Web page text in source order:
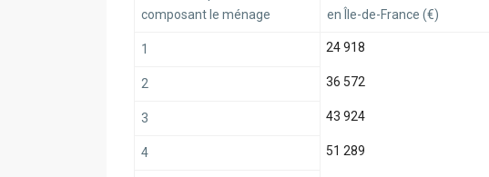
composant le ménage
en Île-de-France (€)
1 24 918
2 36 572
3 43 924
4 51 289